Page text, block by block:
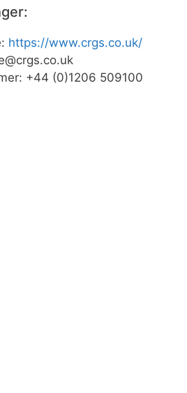
https://www.crgs.co.uk/
+44 (0)1206 509100